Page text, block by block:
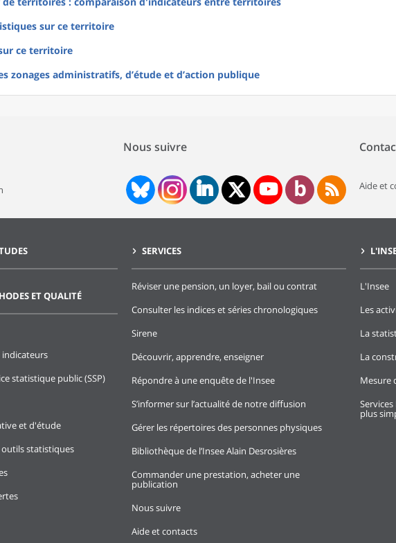
sur ce territoire
ce territoire
zonages administratifs, d’étude et d’action publique
Nous suivre
Aide et
ET QUALITÉ
indicateurs
statistique public (SSP)
et d'étude
statistiques
SERVICES
Réviser une pension, un loyer, bail ou contrat
Consulter les indices et séries chronologiques
Sirene
Découvrir, apprendre, enseigner
Répondre à une enquête de l'Insee
S’informer sur l’actualité de notre diffusion
Gérer les répertoires des personnes physiques
Bibliothèque de l’Insee Alain Desrosières
Commander une prestation, acheter une
publication
Nous suivre
Aide et contacts
L'Insee
Les
La
La
Mesure
plus